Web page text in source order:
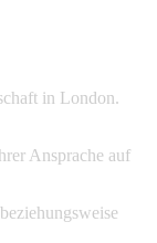
in London.
Ansprache auf